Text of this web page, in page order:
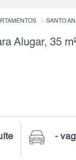
SANTO
Alugar, 35
-